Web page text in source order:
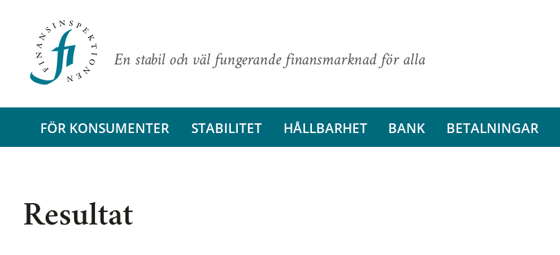
En stabil och väl fungerande finansmarknad för alla
FÖR KONSUMENTER STABILITET HÅLLBARHET BANK BETALNINGAR
Resultat